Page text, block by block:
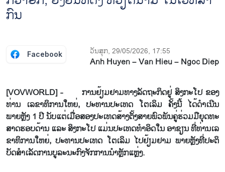
ກົນ
Facebook ວັນສຸກ, 29/05/2026, 17:55
Anh Huyen – Van Hieu – Ngoc Diep
[VOVWORLD] - ການ​ຢ້ຽມ​ຢາມ​ທາງ​ລັດ​ຖະ​ກິດ​ຢູ່ ສິງ​ກະ​ໂປ ຂອງ​
ທ່ານ ເລ​ຂາ​ທິ​ການ​ໃຫຍ່, ປະ​ທານ​ປະ​ເທດ ໂຕ​ເລິມ ຄັ້ງ​ນີ້ ໄດ້​ດຳ​ເນີນ​
ພາຍຫຼັງ 1 ປີ ນັບ​ແຕ່​ເມື່ອ​ສອງ​ປະ​ເທດ​ສ້າງ​ຕັ້ງ​ສາຍ​ພົວ​ພັນ​ຄູ່​ຮ່ວມ​ມື​ຍຸດ​ທະ​
ສາດ​ຮອບ​ດ້ານ ແລະ ສິງ​ກະ​ໂປ ແມ່ນ​ປະ​ເທດ​ທຳ​ອິດ​​ໃນ ອາ​ຊຽນ ​ທີ່​ທ່ານເລ​
ຂາ​ທິ​ການ​ໃຫຍ່, ປະ​ທານ​ປະ​ເທດ ໂຕ​ເລິມ ໄປ​ຢ້ຽມ​ຢາມ ພາຍຫຼັງ​ທີ່​ປະ​ຕິ​
ບັດ​ສຳ​ເລັດ​ການ​ບູ​ລະ​ນະ​ກົງ​ຈັກ​ການ​ນຳຫຼັກ​ແຫຼ່ງ.